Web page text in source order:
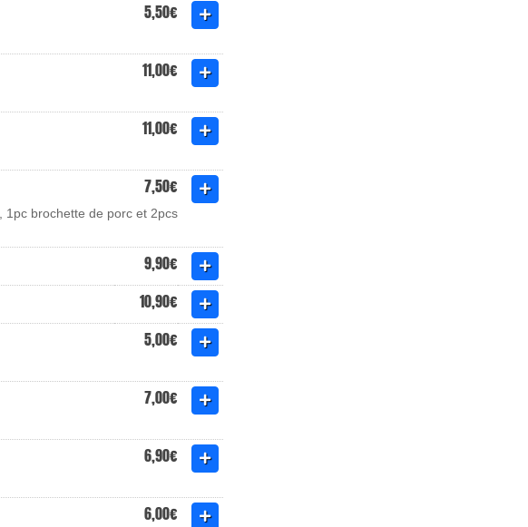
5,50€
11,00€
11,00€
7,50€
1pc brochette de porc et 2pcs
9,90€
10,90€
5,00€
7,00€
6,90€
6,00€